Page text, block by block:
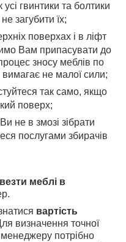
гвинтики та болтики
загубити їх;
поверхах і в ліфт
Вам припасувати до
зносу меблів по
не малої сили;
так само, якщо
поверх;
не в змозі зібрати
послугами збирачів
меблі в
вартість
визначення точної
потрібно